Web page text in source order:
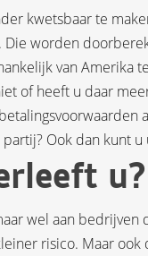
kwetsbaar te
worden
van Amerika
of heeft u daar
Ook dan kunt
u?
wel aan
risico. Maar